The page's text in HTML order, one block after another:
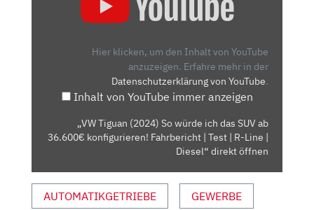
36.600€
|
TEST
Hier klicken, um den Inhalt von YouTube
anzuzeigen. Erfahre mehr in der
Datenschutzerklärung von YouTube.
Inhalt von YouTube immer anzeigen
„VW Tiguan (2024) So würde ich das SUV ab
36.600€ konfigurieren! Fahrbericht | Test | R-Line |
Diesel“ direkt öffnen
AUTOMATIKGETRIEBE GEWERBE